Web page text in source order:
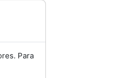
Para